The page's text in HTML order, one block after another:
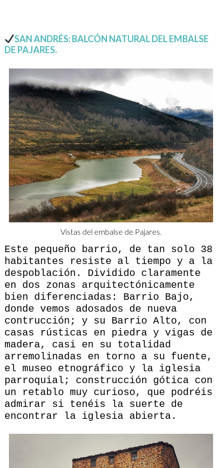
SAN ANDRÉS: BALCÓN NATURAL DEL EMBALSE
DE PAJARES.
Vistas del embalse de Pajares.
Este pequeño barrio, de tan solo 38
habitantes resiste al tiempo y a la
despoblación. Dividido claramente
en dos zonas arquitectónicamente
bien diferenciadas: Barrio Bajo,
donde vemos adosados de nueva
contrucción; y su Barrio Alto, con
casas rústicas en piedra y vigas de
madera, casi en su totalidad
arremolinadas en torno a su fuente,
el museo etnográfico y la iglesia
parroquial; construcción gótica con
un retablo muy curioso, que podréis
admirar si tenéis la suerte de
encontrar la iglesia abierta.